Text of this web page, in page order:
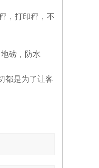
，打印秤，不
磅，防水
都是为了让客